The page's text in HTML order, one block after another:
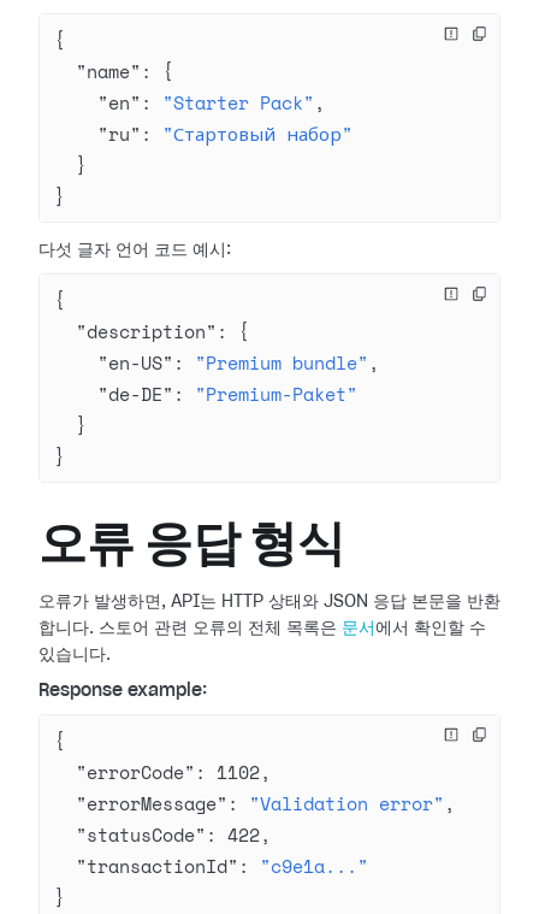
{
  "name"
: {
    "en"
: "Starter Pack" ,
    "ru"
: "Стартовый набор"
  }
}
다섯 글자 언어 코드 예시:
{
  "description"
: {
    "en-US"
: "Premium bundle" ,
    "de-DE"
: "Premium-Paket"
  }
}
오류 응답 형식
오류가 발생하면, API는 HTTP 상태와 JSON 응답 본문을 반환
합니다. 스토어 관련 오류의 전체 목록은 문서 에서 확인할 수
있습니다.
Response example:
{
  "errorCode"
: 1102,
  "errorMessage"
: "Validation error" ,
  "statusCode"
: 422,
  "transactionId"
: "c9e1a..."
}